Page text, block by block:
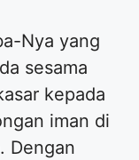
Nya yang
sesama
kepada
iman di
Dengan